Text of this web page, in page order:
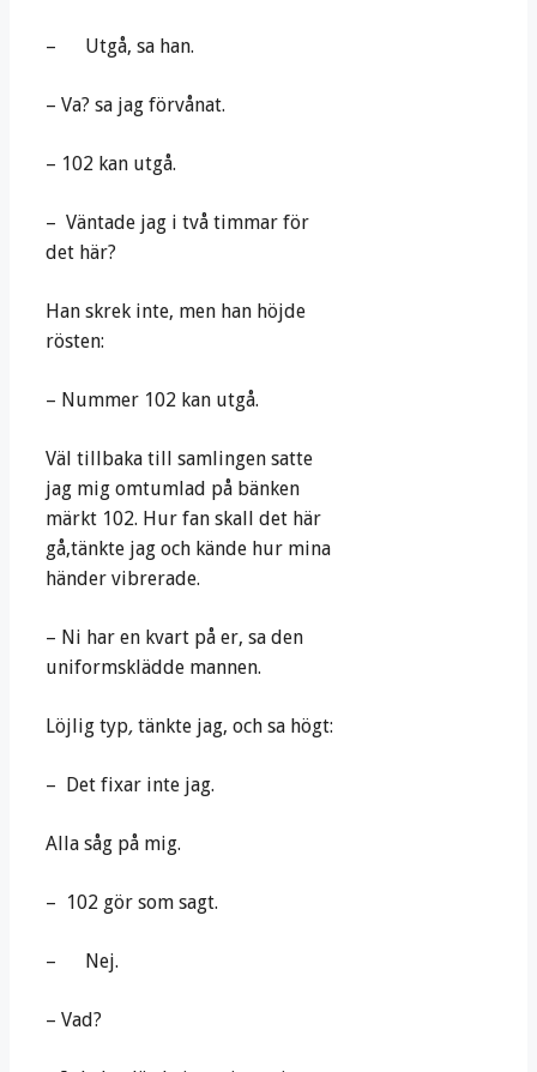
– Utgå, sa han.
– Va? sa jag förvånat.
– 102 kan utgå.
– Väntade jag i två timmar för
det här?
Han skrek inte, men han höjde
rösten:
– Nummer 102 kan utgå.
Väl tillbaka till samlingen satte
jag mig omtumlad på bänken
märkt 102. Hur fan skall det här
gå,tänkte jag och kände hur mina
händer vibrerade.
– Ni har en kvart på er, sa den
uniformsklädde mannen.
Löjlig typ, tänkte jag, och sa högt:
– Det fixar inte jag.
Alla såg på mig.
– 102 gör som sagt.
– Nej.
– Vad?